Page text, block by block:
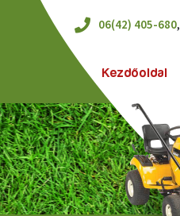
06(42) 405-680,
Kezdőoldal